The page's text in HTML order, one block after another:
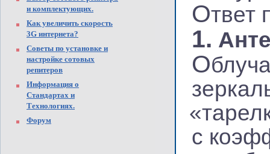
и комплектующих.
Как увеличить скорость
3G интернета?
Советы по установке и
настройке сотовых
репитеров
Информация о
Стандартах и
Технологиях.
Форум
Ответ
1.
О
«
с